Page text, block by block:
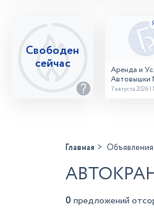
Свободен
сейчас
Аренда и
Автовышки
7 августа 2026 |
Главная Объявления
0 предложений